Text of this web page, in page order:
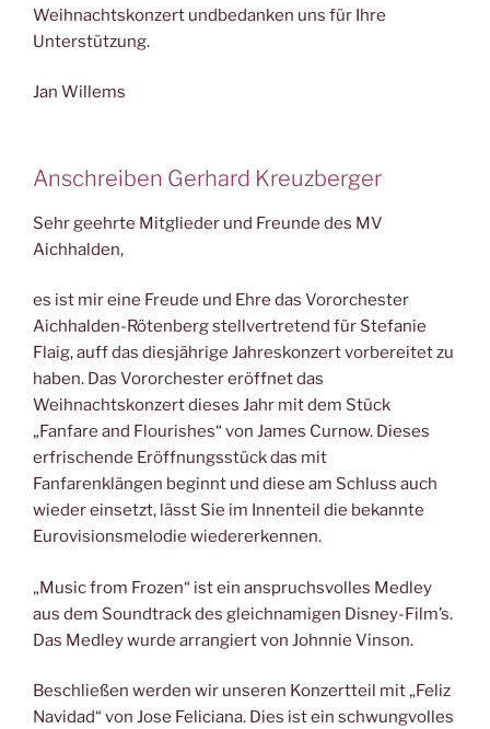
Weihnachtskonzert undbedanken uns für Ihre
Unterstützung.
Jan Willems
Anschreiben Gerhard Kreuzberger
Sehr geehrte Mitglieder und Freunde des MV
Aichhalden,
es ist mir eine Freude und Ehre das Vororchester
Aichhalden-Rötenberg stellvertretend für Stefanie
Flaig, auff das diesjährige Jahreskonzert vorbereitet zu
haben. Das Vororchester eröffnet das
Weihnachtskonzert dieses Jahr mit dem Stück
„Fanfare and Flourishes“ von James Curnow. Dieses
erfrischende Eröffnungsstück das mit
Fanfarenklängen beginnt und diese am Schluss auch
wieder einsetzt, lässt Sie im Innenteil die bekannte
Eurovisionsmelodie wiedererkennen.
„Music from Frozen“ ist ein anspruchsvolles Medley
aus dem Soundtrack des gleichnamigen Disney-Film’s.
Das Medley wurde arrangiert von Johnnie Vinson.
Beschließen werden wir unseren Konzertteil mit „Feliz
Navidad“ von Jose Feliciana. Dies ist ein schwungvolles